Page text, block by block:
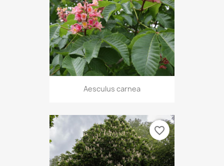
Aesculus carnea
favorite_border